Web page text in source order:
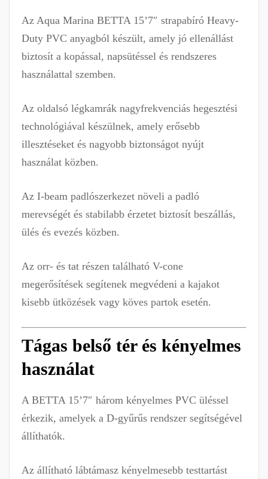
Az Aqua Marina BETTA 15’7″ strapabíró Heavy-
Duty PVC anyagból készült, amely jó ellenállást
biztosít a kopással, napsütéssel és rendszeres
használattal szemben.
Az oldalsó légkamrák nagyfrekvenciás hegesztési
technológiával készülnek, amely erősebb
illesztéseket és nagyobb biztonságot nyújt
használat közben.
Az I-beam padlószerkezet növeli a padló
merevségét és stabilabb érzetet biztosít beszállás,
ülés és evezés közben.
Az orr- és tat részen található V-cone
megerősítések segítenek megvédeni a kajakot
kisebb ütközések vagy köves partok esetén.
Tágas belső tér és kényelmes
használat
A BETTA 15’7″ három kényelmes PVC üléssel
érkezik, amelyek a D-gyűrűs rendszer segítségével
állíthatók.
Az állítható lábtámasz kényelmesebb testtartást